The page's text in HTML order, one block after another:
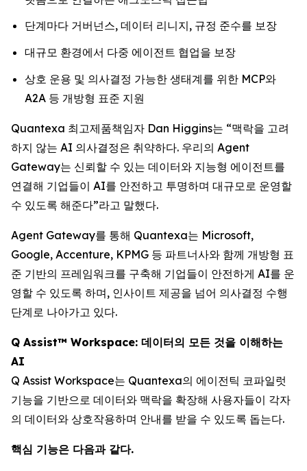
단계마다 거버넌스, 데이터 리니지, 규정 준수를 보장
대규모 환경에서 다중 에이전트 협업을 보장
상호 운용 및 의사결정 가능한 생태계를 위한 MCP와
A2A 등 개방형 표준 지원
Quantexa 최고제품책임자 Dan Higgins는 “맥락을 고려
하지 않는 AI 의사결정은 취약하다. 우리의 Agent
Gateway는 신뢰할 수 있는 데이터와 지능형 에이전트를
연결해 기업들이 AI를 안전하고 투명하며 대규모로 운영할
수 있도록 해준다”라고 말했다.
Agent Gateway를 통해 Quantexa는 Microsoft,
Google, Accenture, KPMG 등 파트너사와 함께 개방형 표
준 기반의 프레임워크를 구축해 기업들이 안전하게 AI를 운
영할 수 있도록 하며, 인사이트 제공을 넘어 의사결정 수행
단계로 나아가고 있다.
Q Assist™ Workspace: 데이터의 모든 것을 이해하는
AI
Q Assist Workspace는 Quantexa의 에이전틱 코파일럿
기능을 기반으로 데이터와 맥락을 확장해 사용자들이 각자
의 데이터와 상호작용하며 안내를 받을 수 있도록 돕는다.
핵심 기능은 다음과 같다.